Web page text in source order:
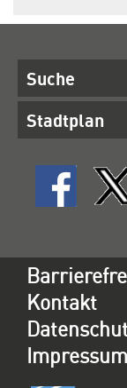
Suche
Stadtplan
Kontakt
Impressum